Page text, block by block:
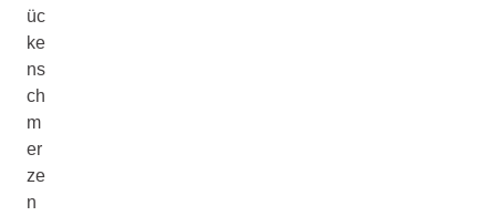
üc
ke
ns
ch
m
er
ze
n